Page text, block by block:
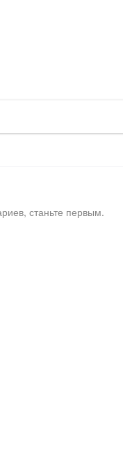
станьте первым.